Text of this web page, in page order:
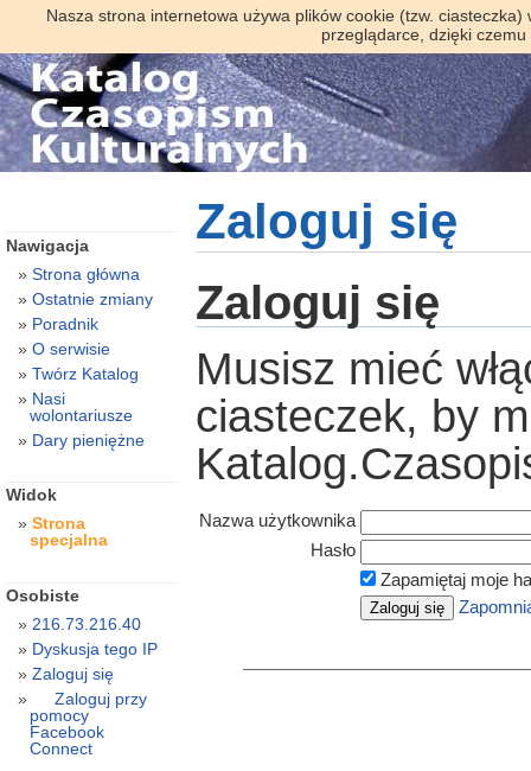
Nasza strona internetowa używa plików cookie (tzw.
przeglądarce, dzięki
Zaloguj się
Zaloguj się
Musisz mieć
ciasteczek, by
Nazwa użytkownika
Hasło
Zapamiętaj moje
Nawigacja
Strona główna
Ostatnie zmiany
Poradnik
O serwisie
Twórz Katalog
Nasi
wolontariusze
Dary pieniężne
Widok
Strona
specjalna
Osobiste
216.73.216.40
Dyskusja tego IP
Zaloguj się
Zaloguj przy
pomocy
Facebook
Connect